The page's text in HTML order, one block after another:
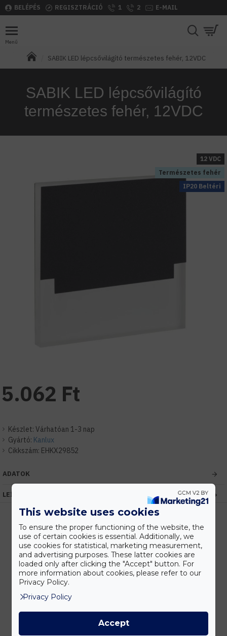
BELÉPÉS REGISZTRÁCIÓ 1 2 E-MAIL
SABIK LED lépcsővilágító természetes fehér, 12VDC
SABIK LED lépcsővilágító
természetes fehér, 12VDC
Természetes fehér
IP20 Beltéri
12 VDC
Készlet: Várhatóan 1-3 nap
Gyártó: Kanlux
Cikkszám: EHKX29852
5.062 Ft
ADATOK
LEÍRÁS
Kedvezmények
Vásárolj nagyobb mennyiségben és megadjuk a legjobb gyártói árakat.
This website uses cookies
To ensure the proper functioning of the website, the
use of certain cookies is essential. Additionally, we
use cookies for statistical, marketing measurement,
and advertising purposes. These latter cookies are
loaded only after clicking the "Accept" button. For
more information about cookies, please refer to our
Privacy Policy.
Privacy Policy
Accept